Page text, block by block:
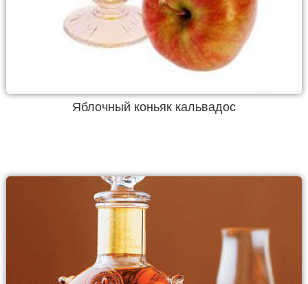
Яблочный коньяк кальвадос